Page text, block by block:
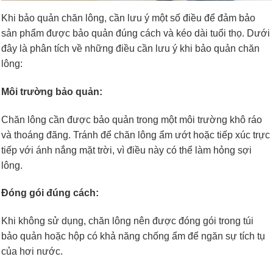
Khi bảo quản chăn lông, cần lưu ý một số điều để đảm bảo
sản phẩm được bảo quản đúng cách và kéo dài tuổi thọ. Dưới
đây là phân tích về những điều cần lưu ý khi bảo quản chăn
lông:
Môi trường bảo quản:
Chăn lông cần được bảo quản trong một môi trường khô ráo
và thoáng đãng. Tránh để chăn lông ẩm ướt hoặc tiếp xúc trực
tiếp với ánh nắng mặt trời, vì điều này có thể làm hỏng sợi
lông.
Đóng gói đúng cách:
Khi không sử dụng, chăn lông nên được đóng gói trong túi
bảo quản hoặc hộp có khả năng chống ẩm để ngăn sự tích tụ
của hơi nước.